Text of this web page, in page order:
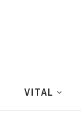
VITAL